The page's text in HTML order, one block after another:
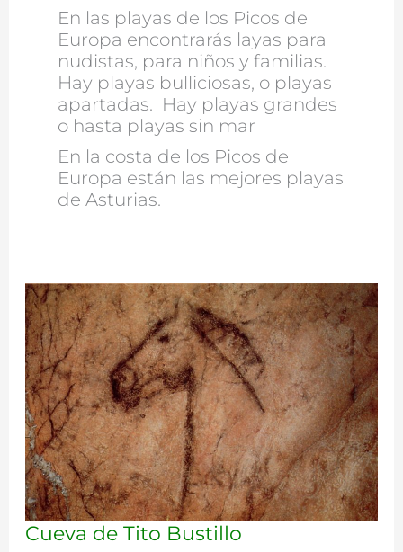
En las playas de los Picos de
Europa encontrarás layas para
nudistas, para niños y familias.
Hay playas bulliciosas, o playas
apartadas. Hay playas grandes
o hasta playas sin mar
En la costa de los Picos de
Europa están las mejores playas
de Asturias.
Cueva de Tito Bustillo
Cueva